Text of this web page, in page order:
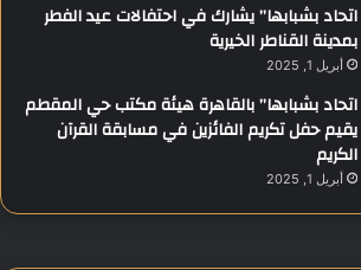
اتحاد بشبابها” يشارك في احتفالات عيد الفطر
بمدينة القناطر الخيرية
أبريل 1, 2025
اتحاد بشبابها” بالقاهرة هيئة مكتب حي المقطم
يقيم حفل تكريم الفائزين في مسابقة القرآن
الكريم
أبريل 1, 2025